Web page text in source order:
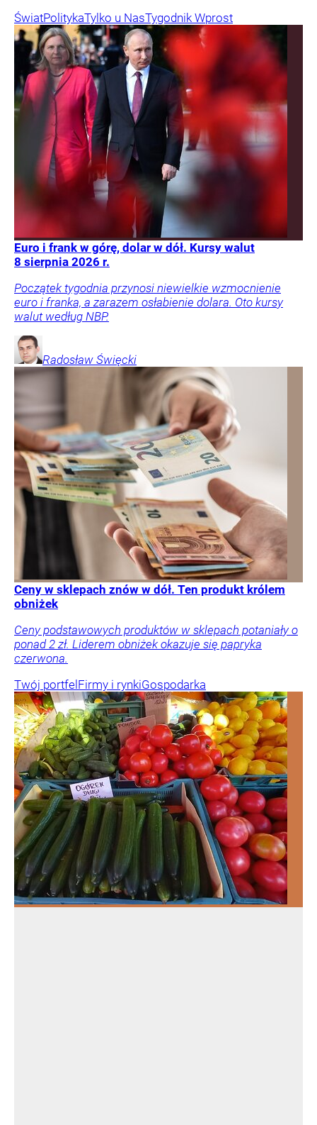
ŚwiatPolitykaTylko u NasTygodnik Wprost
Euro i frank w górę, dolar w dół. Kursy walut
8 sierpnia 2026 r.
Początek tygodnia przynosi niewielkie wzmocnienie
euro i franka, a zarazem osłabienie dolara. Oto kursy
walut według NBP.
Radosław Święcki
Ceny w sklepach znów w dół. Ten produkt królem
obniżek
Ceny podstawowych produktów w sklepach potaniały o
ponad 2 zł. Liderem obniżek okazuje się papryka
czerwona.
Twój portfel Firmy i rynkiGospodarka